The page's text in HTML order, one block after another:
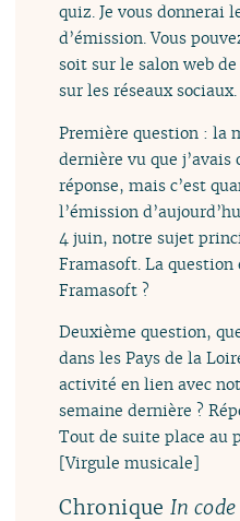
quiz. Je vous donnerai
d’émission. Vous
soit sur le salon web
sur les réseaux sociaux.
Première question : la
dernière vu que j’avais
réponse, mais c’est
l’émission
4 juin, notre sujet
Framasoft. La
Framasoft ?
Deuxième question,
dans les Pays de la
activité en lien avec
semaine dernière ?
Tout de suite place au
[Virgule musicale]
Chronique In